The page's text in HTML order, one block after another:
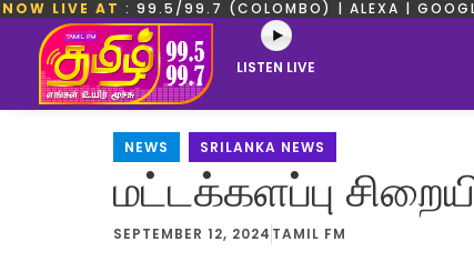
NOW LIVE AT : 99.5/99.7 (COLOMBO) | ALEXA |
LISTEN LIVE
NEWS SRILANKA NEWS
மட்டக்களப்பு
SEPTEMBER 12, 2024 TAMIL FM